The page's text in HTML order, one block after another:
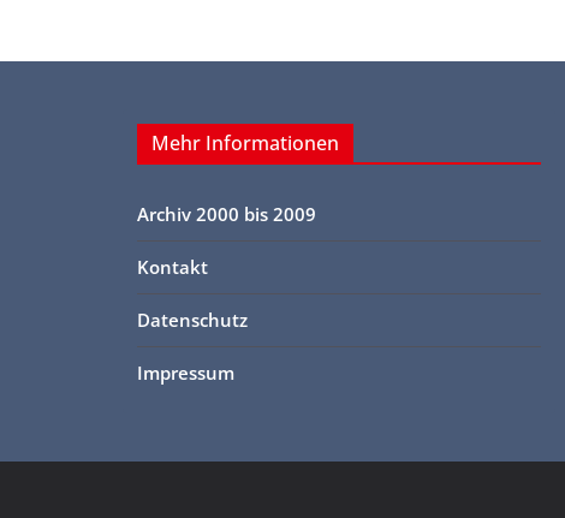
Mehr Informationen
Archiv 2000 bis 2009
Kontakt
Datenschutz
Impressum